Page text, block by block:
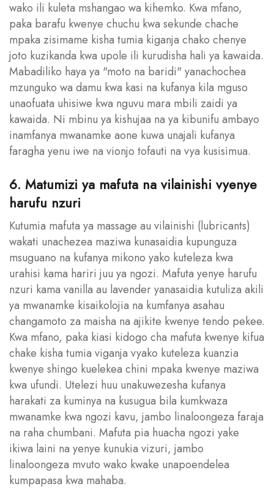
wako ili kuleta mshangao wa kihemko. Kwa mfano,
paka barafu kwenye chuchu kwa sekunde chache
mpaka zisimame kisha tumia kiganja chako chenye
joto kuzikanda kwa upole ili kurudisha hali ya kawaida.
Mabadiliko haya ya "moto na baridi" yanachochea
mzunguko wa damu kwa kasi na kufanya kila mguso
unaofuata uhisiwe kwa nguvu mara mbili zaidi ya
kawaida. Ni mbinu ya kishujaa na ya kibunifu ambayo
inamfanya mwanamke aone kuwa unajali kufanya
faragha yenu iwe na vionjo tofauti na vya kusisimua.
6. Matumizi ya mafuta na vilainishi vyenye
harufu nzuri
Kutumia mafuta ya massage au vilainishi (lubricants)
wakati unachezea maziwa kunasaidia kupunguza
msuguano na kufanya mikono yako kuteleza kwa
urahisi kama hariri juu ya ngozi. Mafuta yenye harufu
nzuri kama vanilla au lavender yanasaidia kutuliza akili
ya mwanamke kisaikolojia na kumfanya asahau
changamoto za maisha na ajikite kwenye tendo pekee.
Kwa mfano, paka kiasi kidogo cha mafuta kwenye kifua
chake kisha tumia viganja vyako kuteleza kuanzia
kwenye shingo kuelekea chini mpaka kwenye maziwa
kwa ufundi. Utelezi huu unakuwezesha kufanya
harakati za kuminya na kusugua bila kumkwaza
mwanamke kwa ngozi kavu, jambo linaloongeza faraja
na raha chumbani. Mafuta pia huacha ngozi yake
ikiwa laini na yenye kunukia vizuri, jambo
linaloongeza mvuto wako kwake unapoendelea
kumpapasa kwa mahaba.